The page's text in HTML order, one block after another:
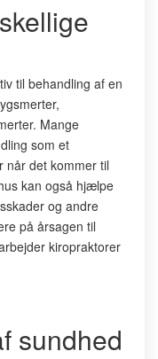
til behandling af en
Mange
som et
når det kommer til
kan også hjælpe
og andre
på årsagen til
kiropraktorer
sundhed